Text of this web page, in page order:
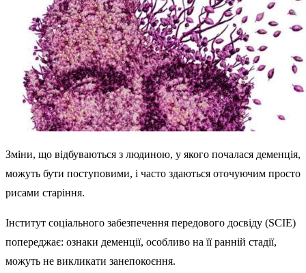
Зміни, що відбуваються з людиною, у якого почалася деменція,
можуть бути поступовими, і часто здаються оточуючим просто
рисами старіння.
Інститут соціального забезпечення передового досвіду (SCIE)
попереджає: ознаки деменції, особливо на її ранній стадії,
можуть не викликати занепокоєння.